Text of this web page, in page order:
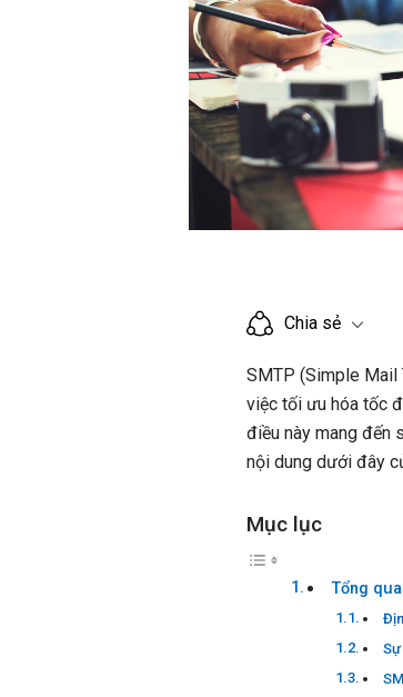
Chia sẻ
SMTP (Simple Mail
việc tối ưu hóa tốc
điều này mang đến
nội dung dưới đây
Mục lục
Tổng